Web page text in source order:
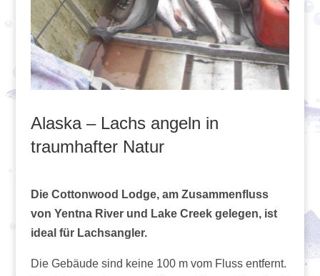
Alaska – Lachs angeln in
traumhafter Natur
Die Cottonwood Lodge, am Zusammenfluss
von Yentna River und Lake Creek gelegen, ist
ideal für Lachsangler.
Die Gebäude sind keine 100 m vom Fluss entfernt.